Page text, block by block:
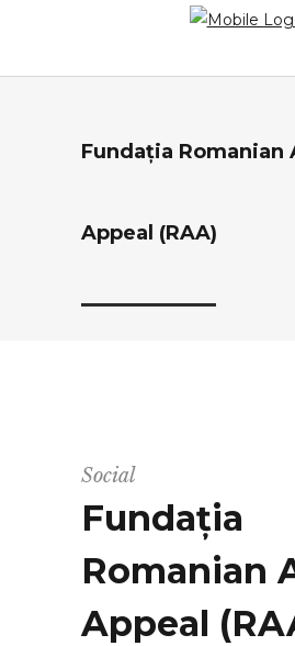
Fundația Romanian
Appeal (RAA)
Social
Fundația
Romanian
Appeal